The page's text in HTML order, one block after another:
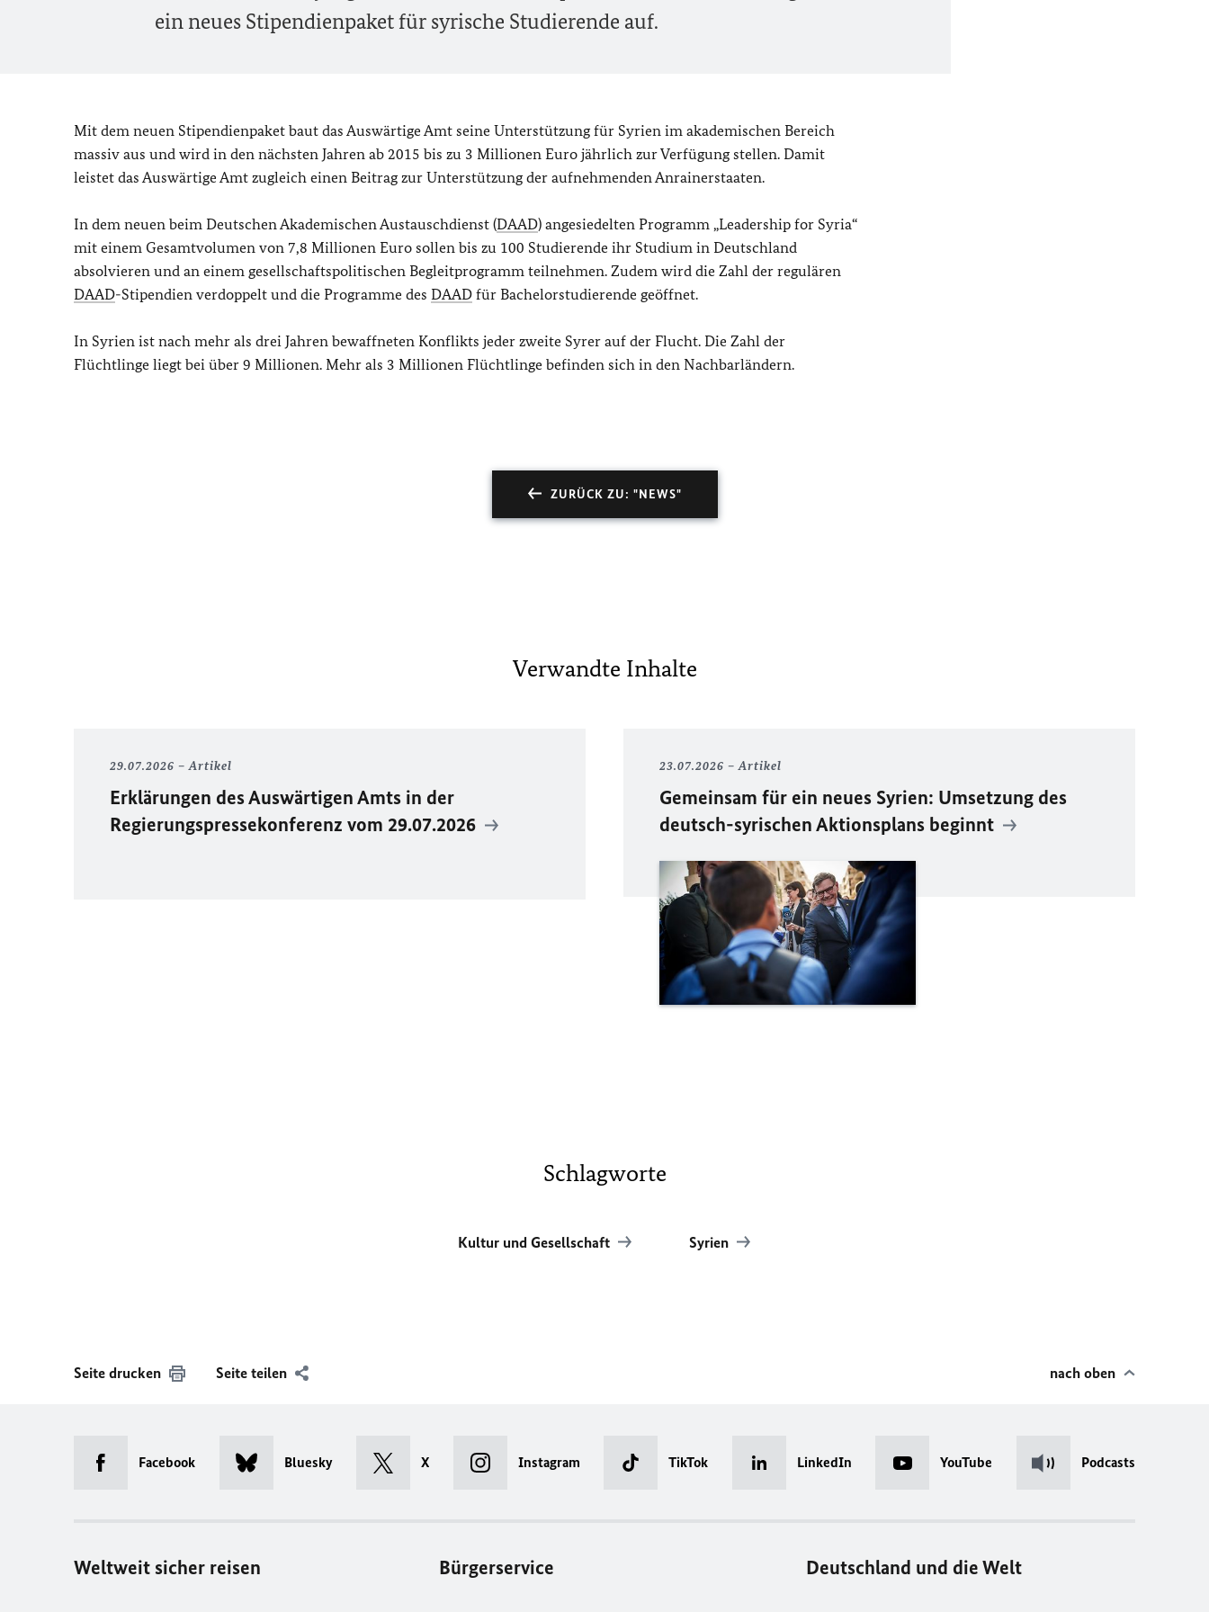
ein neues Stipendienpaket für syrische Studierende auf.
Mit dem neuen Stipendienpaket baut das Auswärtige Amt seine Unterstützung für Syrien im akademischen Bereich
massiv aus und wird in den nächsten Jahren ab 2015 bis zu 3 Millionen Euro jährlich zur Verfügung stellen. Damit
leistet das Auswärtige Amt zugleich einen Beitrag zur Unterstützung der aufnehmenden Anrainerstaaten.
In dem neuen beim Deutschen Akademischen Austauschdienst (DAAD) angesiedelten Programm „Leadership for Syria“
mit einem Gesamtvolumen von 7,8 Millionen Euro sollen bis zu 100 Studierende ihr Studium in Deutschland
absolvieren und an einem gesellschaftspolitischen Begleitprogramm teilnehmen. Zudem wird die Zahl der regulären
DAAD-Stipendien verdoppelt und die Programme des DAAD für Bachelorstudierende geöffnet.
In Syrien ist nach mehr als drei Jahren bewaffneten Konflikts jeder zweite Syrer auf der Flucht. Die Zahl der
Flüchtlinge liegt bei über 9 Millionen. Mehr als 3 Millionen Flüchtlinge befinden sich in den Nachbarländern.
ZURÜCK ZU: "NEWS"
Verwandte Inhalte
29.07.2026 Artikel
Erklärungen des Auswärtigen Amts in der
Regierungspressekonferenz vom 29.07.2026
23.07.2026 Artikel
Gemeinsam für ein neues Syrien: Umsetzung des
deutsch-syrischen Aktionsplans beginnt
Schlagworte
Kultur und Gesellschaft Syrien
Seite drucken Seite teilen nach oben
Facebook Bluesky X Instagram TikTok LinkedIn YouTube Podcasts
Weltweit sicher reisen Bürgerservice Deutschland und die Welt